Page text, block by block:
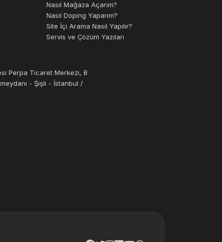
Nasıl Mağaza Açarım?
Nasıl Doping Yaparım?
Site İçi Arama Nasıl Yapılır?
Servis ve Çözüm Yazıları
Perpa Ticaret Merkezi, B
- Şişli - İstanbul /